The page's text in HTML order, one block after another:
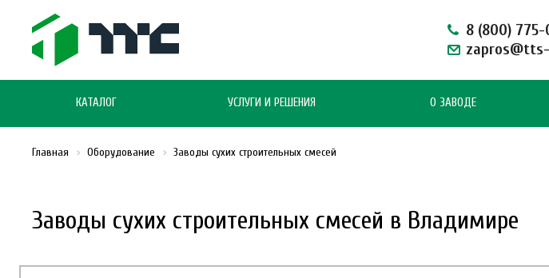
8 (800)
КАТАЛОГ УСЛУГИ И РЕШЕНИЯ О ЗАВОДЕ
Заводы сухих строительных смесей в Владимире
Главная Оборудование Заводы сухих строительных смесей